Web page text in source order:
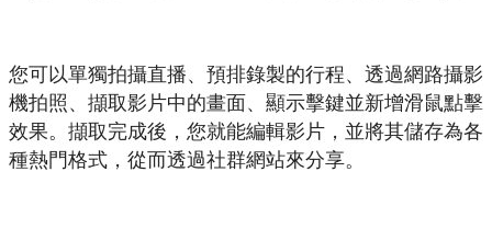
您可以單獨拍攝直播、預排錄製的行程、透過網路攝影
機拍照、擷取影片中的畫面、顯示擊鍵並新增滑鼠點擊
效果。擷取完成後，您就能編輯影片，並將其儲存為各
種熱門格式，從而透過社群網站來分享。